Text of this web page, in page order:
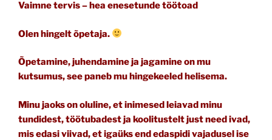
Vaimne tervis – hea enesetunde töötoad
Olen hingelt õpetaja.
Õpetamine, juhendamine ja jagamine on mu
kutsumus, see paneb mu hingekeeled helisema.
Minu jaoks on oluline, et inimesed leiavad minu
tundidest, töötubadest ja koolitustelt just need ivad,
mis edasi viivad, et igaüks end edaspidi vajadusel ise